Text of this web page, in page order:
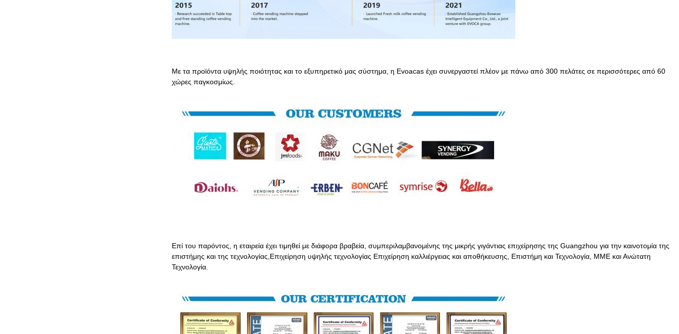
Με τα προϊόντα υψηλής ποιότητας και το εξυπηρετικό μας σύστημα, η Evoacas έχει συνεργαστεί πλέον με πάνω από 300 πελάτες σε περισσότερες από 60
χώρες παγκοσμίως.
Επί του παρόντος, η εταιρεία έχει τιμηθεί με διάφορα βραβεία, συμπεριλαμβανομένης της μικρής γιγάντιας επιχείρησης της Guangzhou για την καινοτομία της
επιστήμης και της τεχνολογίας,Επιχείρηση υψηλής τεχνολογίας Επιχείρηση καλλιέργειας και αποθήκευσης, Επιστήμη και Τεχνολογία, ΜΜΕ και Ανώτατη
Τεχνολογία.